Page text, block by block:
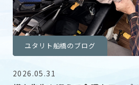
ユタリト船橋のブログ
2026.05.31